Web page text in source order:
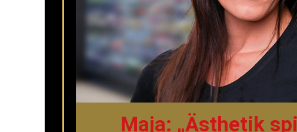
Maja: „Ästhetik